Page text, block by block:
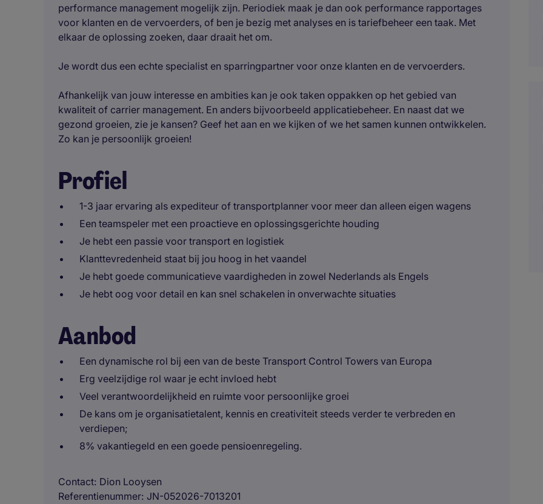
performance management mogelijk zijn. Periodiek maak je dan ook performance rapportages
voor klanten en de vervoerders, of ben je bezig met analyses en is tariefbeheer een taak. Met
elkaar de oplossing zoeken, daar draait het om.
Je wordt dus een echte specialist en sparringpartner voor onze klanten en de vervoerders.
Afhankelijk van jouw interesse en ambities kan je ook taken oppakken op het gebied van
kwaliteit of carrier management. En anders bijvoorbeeld applicatiebeheer. En naast dat we
gezond groeien, zie je kansen? Geef het aan en we kijken of we het samen kunnen ontwikkelen.
Zo kan je persoonlijk groeien!
Profiel
1-3 jaar ervaring als expediteur of transportplanner voor meer dan alleen eigen wagens
Een teamspeler met een proactieve en oplossingsgerichte houding
Je hebt een passie voor transport en logistiek
Klanttevredenheid staat bij jou hoog in het vaandel
Je hebt goede communicatieve vaardigheden in zowel Nederlands als Engels
Je hebt oog voor detail en kan snel schakelen in onverwachte situaties
Aanbod
Een dynamische rol bij een van de beste Transport Control Towers van Europa
Erg veelzijdige rol waar je echt invloed hebt
Veel verantwoordelijkheid en ruimte voor persoonlijke groei
De kans om je organisatietalent, kennis en creativiteit steeds verder te verbreden en
verdiepen;
8% vakantiegeld en een goede pensioenregeling.
Contact Dion Looysen
Referentienummer JN-052026-7013201